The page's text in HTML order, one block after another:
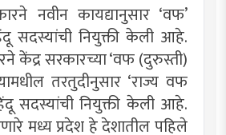
नवीन कायद्यानुसार ‘वफ’
सदस्यांची नियुक्ती केली आहे.
केंद्र सरकारच्या ‘वफ (दुरुस्ती)
तरतुदीनुसार ‘राज्य वफ
सदस्यांची नियुक्ती केली आहे.
मध्य प्रदेश हे देशातील पहिले